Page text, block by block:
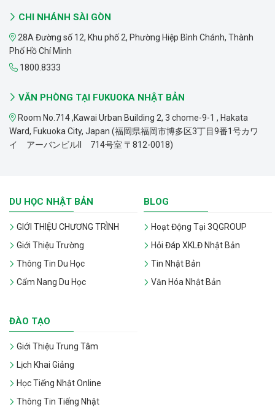
CHI NHÁNH SÀI GÒN
28A Đường số 12, Khu phố 2, Phường Hiệp Bình Chánh, Thành
Phố Hồ Chí Minh
1800.8333
VĂN PHÒNG TẠI FUKUOKA NHẬT BẢN
Room No.714 ,Kawai Urban Building 2, 3 chome-9-1 , Hakata
Ward, Fukuoka City, Japan (福岡県福岡市博多区3丁目9番1号カワ
イ アーバンビルII 714号室 〒812-0018)
DU HỌC NHẬT BẢN
GIỚI THIỆU CHƯƠNG TRÌNH
Giới Thiệu Trường
Thông Tin Du Học
Cẩm Nang Du Học
BLOG
Hoạt Động Tại 3QGROUP
Hỏi Đáp XKLĐ Nhật Bản
Tin Nhật Bản
Văn Hóa Nhật Bản
ĐÀO TẠO
Giới Thiệu Trung Tâm
Lịch Khai Giảng
Học Tiếng Nhật Online
Thông Tin Tiếng Nhật